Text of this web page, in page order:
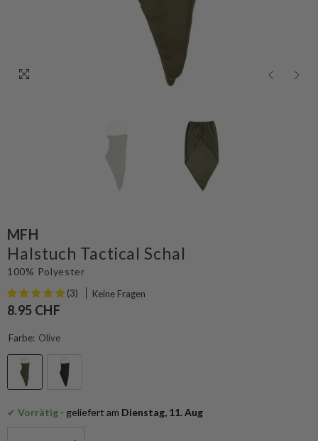
MFH
Halstuch Tactical Schal
100% Polyester
(3) Keine Fragen
8.95 CHF
Farbe: Olive
✔ Vorrätig - geliefert am Dienstag, 11. Aug